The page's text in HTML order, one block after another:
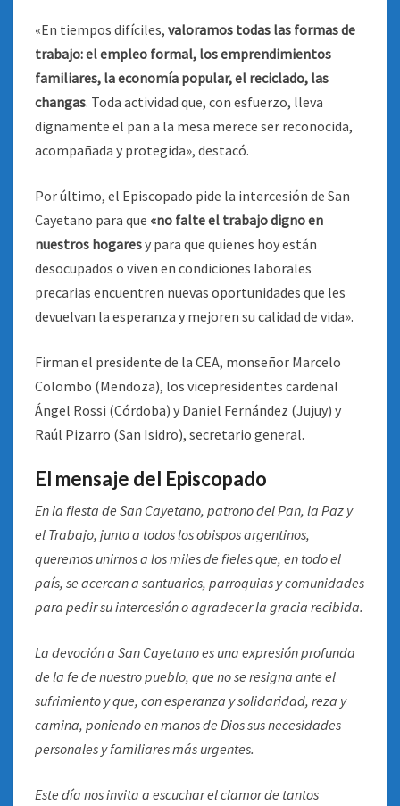
«En tiempos difíciles, valoramos todas las formas de
trabajo: el empleo formal, los emprendimientos
familiares, la economía popular, el reciclado, las
changas. Toda actividad que, con esfuerzo, lleva
dignamente el pan a la mesa merece ser reconocida,
acompañada y protegida», destacó.
Por último, el Episcopado pide la intercesión de San
Cayetano para que «no falte el trabajo digno en
nuestros hogaresy para que quienes hoy están
desocupados o viven en condiciones laborales
precarias encuentren nuevas oportunidades que les
devuelvan la esperanza y mejoren su calidad de vida».
Firman el presidente de la CEA, monseñor Marcelo
Colombo (Mendoza), los vicepresidentes cardenal
Ángel Rossi (Córdoba) y Daniel Fernández (Jujuy) y
Raúl Pizarro (San Isidro), secretario general.
El mensaje del Episcopado
En la fiesta de San Cayetano, patrono del Pan, la Paz y
el Trabajo, junto a todos los obispos argentinos,
queremos unirnos a los miles de fieles que, en todo el
país, se acercan a santuarios, parroquias y comunidades
para pedir su intercesión o agradecer la gracia recibida.
La devoción a San Cayetano es una expresión profunda
de la fe de nuestro pueblo, que no se resigna ante el
sufrimiento y que, con esperanza y solidaridad, reza y
camina, poniendo en manos de Dios sus necesidades
personales y familiares más urgentes.
Este día nos invita a escuchar el clamor de tantos